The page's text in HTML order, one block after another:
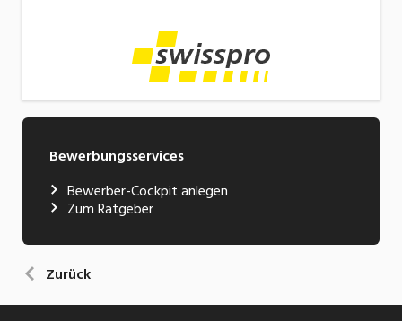
Bewerbungsservices
Bewerber-Cockpit anlegen
Zum Ratgeber
Zurück